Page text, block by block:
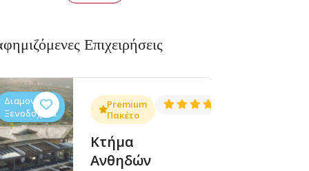
Επιχειρήσεις
(1381)
Διαμονή,
Ξενοδοχεία
Premium
Πακέτο
Κτήμα
Ανθηδών